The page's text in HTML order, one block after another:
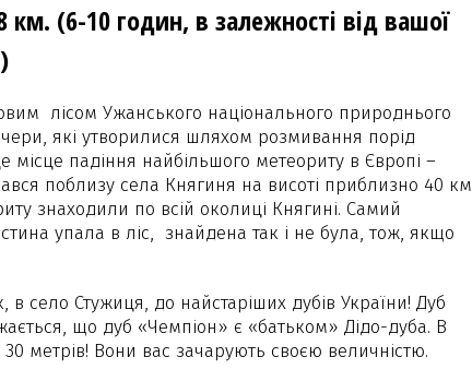
(6-10 годин, в залежності від вашої
лісом Ужанського національного природнього
які утворилися шляхом розмивання порід
місце падіння найбільшого метеориту в Європі –
поблизу села Княгиня на висоті приблизно 40 км
знаходили по всій околиці Княгині. Самий
упала в ліс, знайдена так і не була, тож, якщо
в село Стужиця, до найстаріших дубів України! Дуб
що дуб «Чемпіон» є «батьком» Дідо-дуба. В
метрів! Вони вас зачарують своєю величністю.